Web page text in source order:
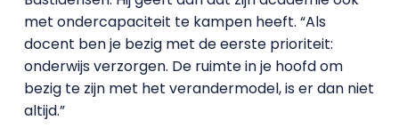
met ondercapaciteit te kampen heeft. “Als
docent ben je bezig met de eerste prioriteit:
onderwijs verzorgen. De ruimte in je hoofd om
bezig te zijn met het verandermodel, is er dan niet
altijd.”